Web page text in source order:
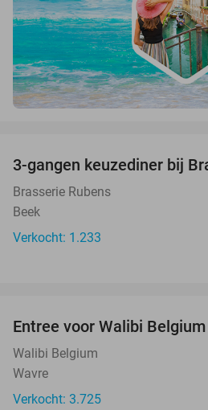
3-gangen keuzediner bij
Brasserie Rubens
Beek
Verkocht: 1.233
Entree voor Walibi Belgium
Walibi Belgium
Wavre
Verkocht: 3.725